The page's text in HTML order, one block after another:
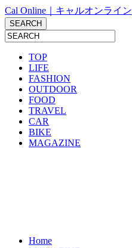
Cal Online｜キャルオンライン
TOP
LIFE
FASHION
OUTDOOR
FOOD
TRAVEL
CAR
BIKE
MAGAZINE
Home